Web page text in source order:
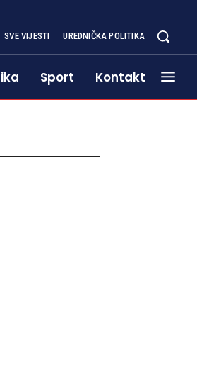
SVE VIJESTI UREDNIČKA POLITIKA
Sport Kontakt